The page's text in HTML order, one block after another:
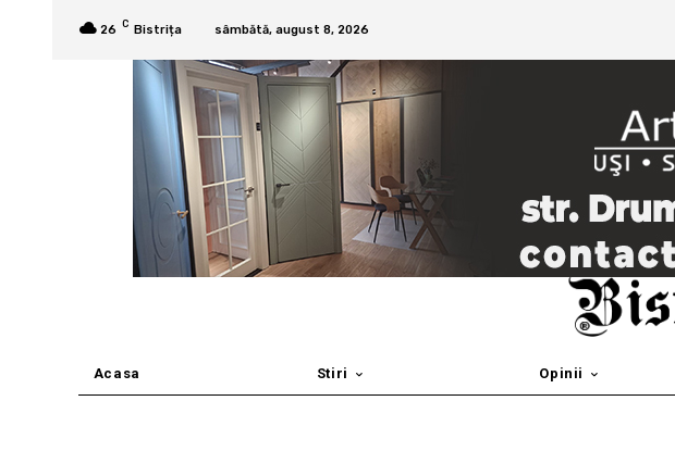
26 C Bistrița sâmbătă, august 8, 2026
Acasa Stiri Opinii